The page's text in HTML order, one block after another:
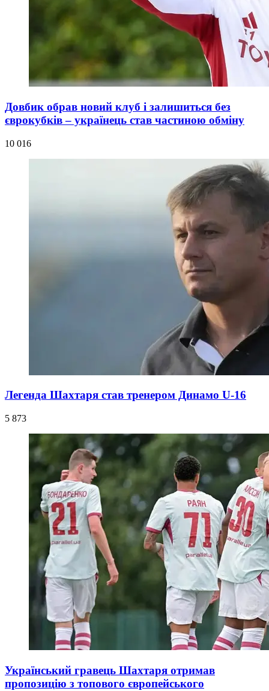
Довбик обрав новий клуб і залишиться без
єврокубків – українець став частиною обміну
10 016
Легенда Шахтаря став тренером Динамо U-16
5 873
Український гравець Шахтаря отримав
пропозицію з топового європейського